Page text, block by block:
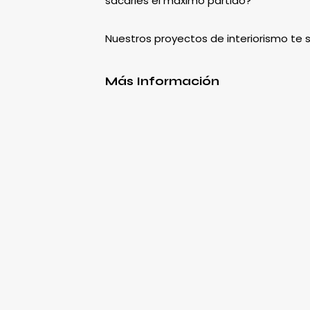
Nuestros proyectos de interiorismo te
Más Información